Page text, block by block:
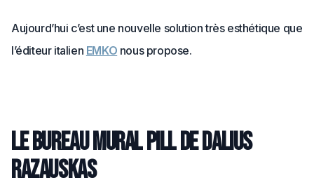
Aujourd’hui c’est une nouvelle solution très esthétique que
l’éditeur italien EMKO nous propose.
Le bureau mural Pill de Dalius
Razauskas